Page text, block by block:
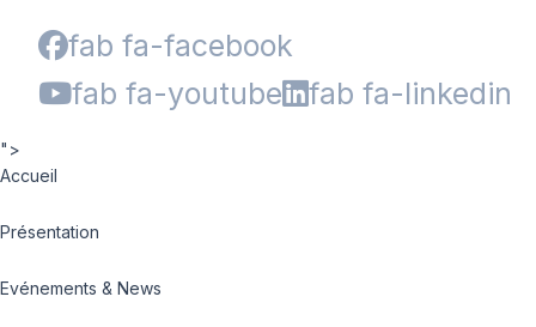
fab fa-facebook
fab fa-youtube
fab fa-linkedin
">
Accueil
Présentation
Evénements & News